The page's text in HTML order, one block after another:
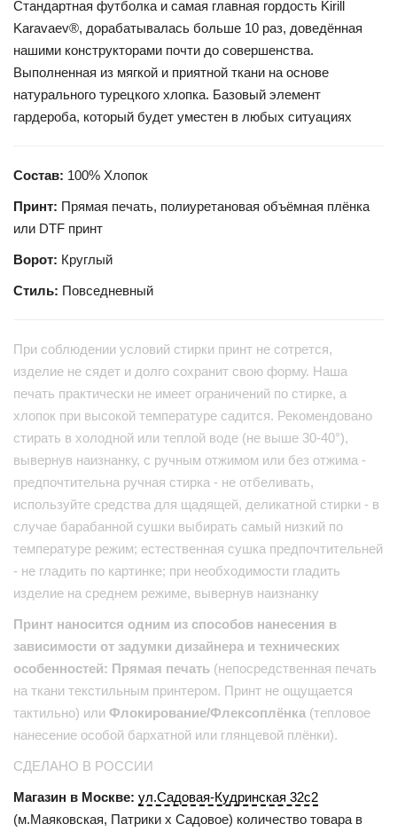
Стандартная футболка и самая главная гордость Kirill
Karavaev®, дорабатывалась больше 10 раз, доведённая
нашими конструкторами почти до совершенства.
Выполненная из мягкой и приятной ткани на основе
натурального турецкого хлопка. Базовый элемент
гардероба, который будет уместен в любых ситуациях
Состав: 100% Хлопок
Принт: Прямая печать, полиуретановая объёмная плёнка
или DTF принт
Ворот: Круглый
Стиль: Повседневный
При соблюдении условий стирки принт не сотрется,
изделие не сядет и долго сохранит свою форму. Наша
печать практически не имеет ограничений по стирке, а
хлопок при высокой температуре садится. Рекомендовано
стирать в холодной или теплой воде (не выше 30-40°),
вывернув наизнанку, с ручным отжимом или без отжима -
предпочтительна ручная стирка - не отбеливать,
используйте средства для щадящей, деликатной стирки - в
случае барабанной сушки выбирать самый низкий по
температуре режим; естественная сушка предпочтительней
- не гладить по картинке; при необходимости гладить
изделие на среднем режиме, вывернув наизнанку
Принт наносится одним из способов нанесения в
зависимости от задумки дизайнера и технических
особенностей: Прямая печать (непосредственная печать
на ткани текстильным принтером. Принт не ощущается
тактильно) или Флокирование/Флексоплёнка (тепловое
нанесение особой бархатной или глянцевой плёнки).
СДЕЛАНО В РОССИИ
Магазин в Москве: ул.Садовая-Кудринская 32с2
(м.Маяковская, Патрики x Садовое) количество товара в